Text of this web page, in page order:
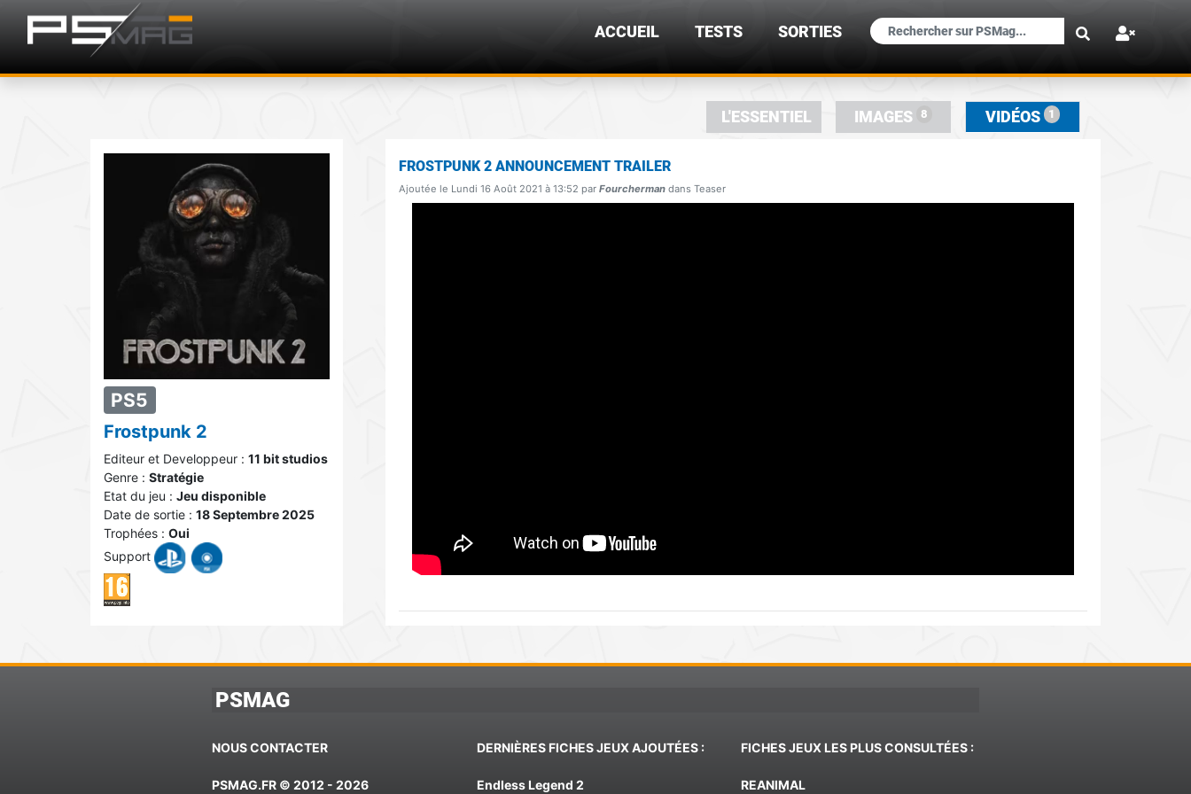
×
ACCUEIL TESTS SORTIES
L'ESSENTIEL IMAGES 8 VIDÉOS 1
PS5
Frostpunk 2
Editeur et Developpeur : 11 bit studios
Genre : Stratégie
Etat du jeu : Jeu disponible
Date de sortie : 18 Septembre 2025
Trophées : Oui
Support
FROSTPUNK 2 ANNOUNCEMENT TRAILER
Ajoutée le Lundi 16 Août 2021 à 13:52 parFourchermandans Teaser
PSMAG
NOUS CONTACTER
PSMAG.FR © 2012 - 2026
DERNIÈRES FICHES JEUX AJOUTÉES :
Endless Legend 2
FICHES JEUX LES PLUS CONSULTÉES :
REANIMAL